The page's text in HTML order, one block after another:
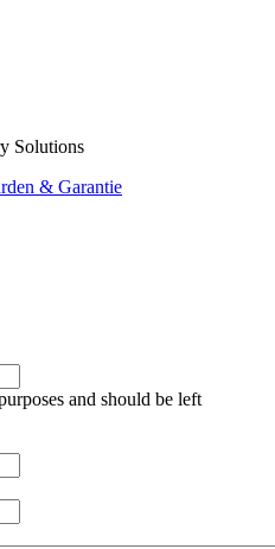
Solutions
& Garantie
and should be left